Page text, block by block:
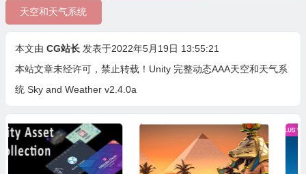
天空和天气系统
本文由 CG站长 发表于2022年5月19日 13:55:21
本站文章未经许可，禁止转载！ Unity 完整动态AAA天空和天气系
统 Sky and Weather v2.4.0a